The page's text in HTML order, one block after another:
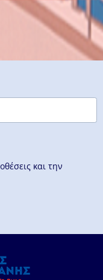
και την